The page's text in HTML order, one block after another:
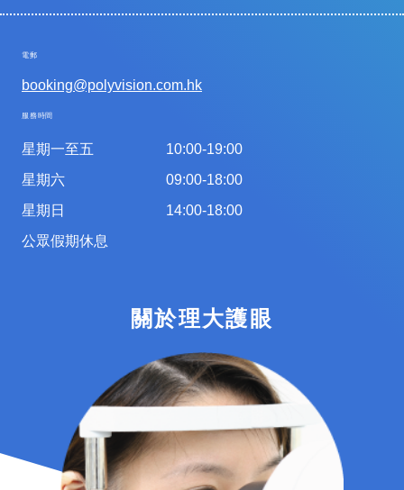
電郵
booking@polyvision.com.hk
服務時間
星期一至五
星期六
星期日
公眾假期休息
10:00-19:00
09:00-18:00
14:00-18:00
關於理大護眼